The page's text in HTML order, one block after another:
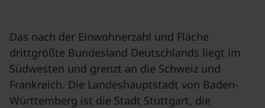
Das nach der Einwohnerzahl und Fläche
drittgrößte Bundesland Deutschlands liegt im
Südwesten und grenzt an die Schweiz und
Frankreich. Die Landeshauptstadt von Baden-
Württemberg ist die Stadt Stuttgart, die